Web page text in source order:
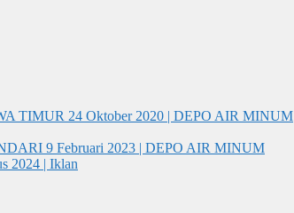
TIMUR 24 Oktober 2020 | DEPO AIR MINUM
9 Februari 2023 | DEPO AIR MINUM
2024 | Iklan